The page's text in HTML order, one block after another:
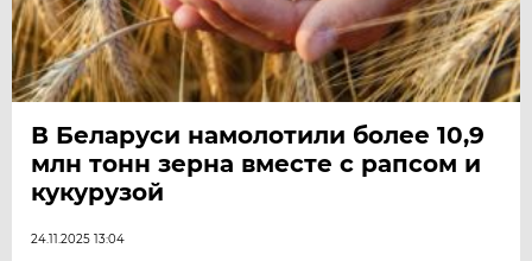
В Беларуси намолотили более 10,9
млн тонн зерна вместе с рапсом и
кукурузой
24.11.2025 13:04